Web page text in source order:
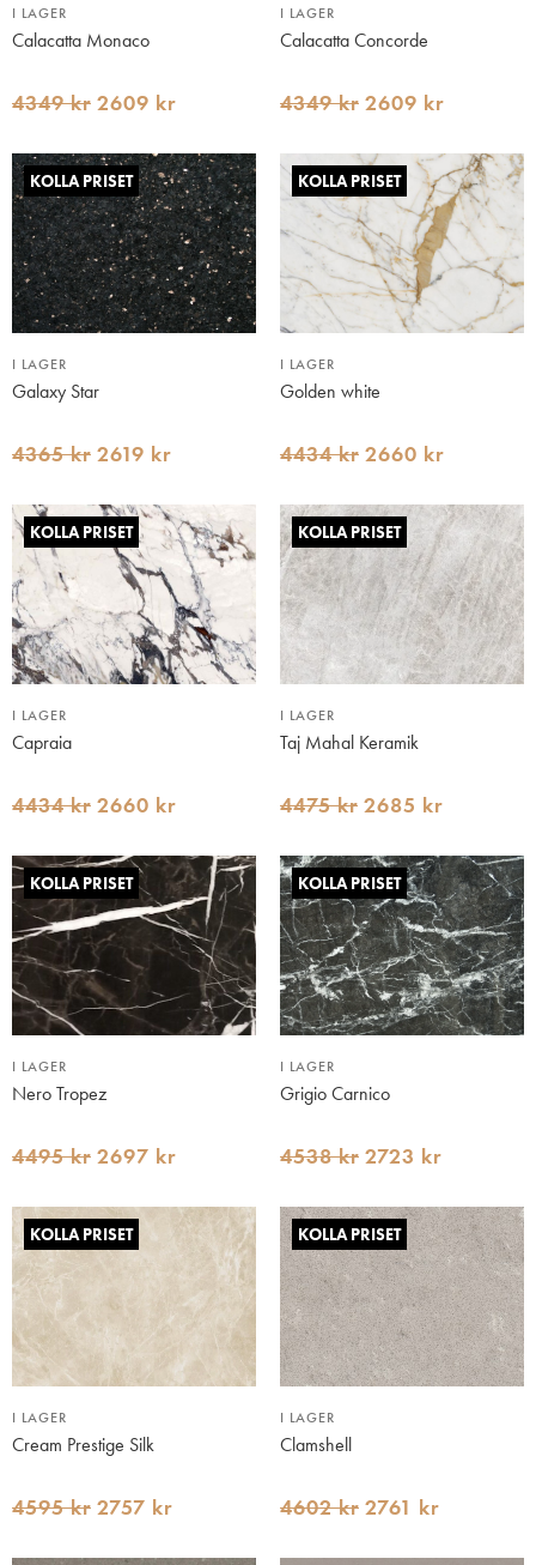
I LAGER
Calacatta Monaco
4349 kr 2609 kr
I LAGER
Calacatta Concorde
4349 kr 2609 kr
KOLLA PRISET
I LAGER
Galaxy Star
4365 kr 2619 kr
KOLLA PRISET
I LAGER
Golden white
4434 kr 2660 kr
KOLLA PRISET
I LAGER
Capraia
4434 kr 2660 kr
KOLLA PRISET
I LAGER
Taj Mahal Keramik
4475 kr 2685 kr
KOLLA PRISET
I LAGER
Nero Tropez
4495 kr 2697 kr
KOLLA PRISET
I LAGER
Grigio Carnico
4538 kr 2723 kr
KOLLA PRISET
I LAGER
Cream Prestige Silk
4595 kr 2757 kr
KOLLA PRISET
I LAGER
Clamshell
4602 kr 2761 kr